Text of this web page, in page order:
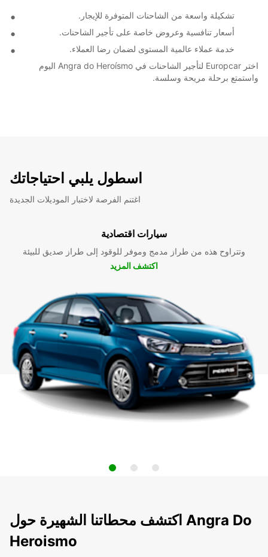
تشكيلة واسعة من الشاحنات المتوفرة للإيجار.
أسعار تنافسية وعروض خاصة على تأجير الشاحنات.
خدمة عملاء عالمية المستوى لضمان رضا العملاء.
اختر Europcar لتأجير الشاحنات في Angra do Heroísmo اليوم
واستمتع برحلة مريحة وسلسة.
اسطول يلبي احتياجاتك
اغتنم الفرصة لاختبار الموديلات الجديدة
سيارات اقتصادية
وتتراوح هذه من طراز مدمج وموفر للوقود إلى طراز صديق للبيئة
اكتشف المزيد
اكتشف محطاتنا الشهيرة حول Angra Do
Heroismo